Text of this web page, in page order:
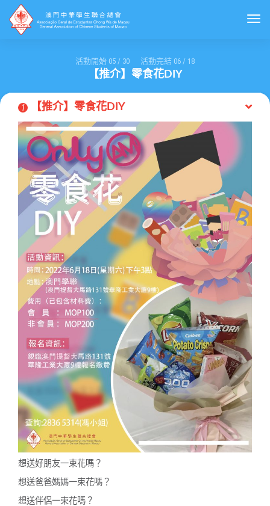
活動開始 05 / 30 活動完結 06 / 18
【推介】零食花DIY
1 【推介】零食花DIY
想送好朋友一束花嗎？
想送爸爸媽媽一束花嗎？
想送伴侶一束花嗎？